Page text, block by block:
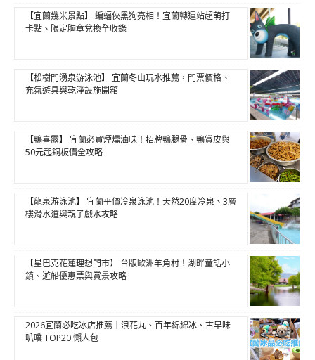
【宜蘭幾米景點】 蝙蝠俠黑狗亮相！宜蘭轉運站超萌打
卡點、限定胸章兌換全收錄
【松樹門湧泉游泳池】 宜蘭冬山玩水推薦，門票價格、
充氣遊具與乾淨設施開箱
【鴨喜露】 宜蘭必買煙燻滷味！招牌鴨腿骨、鴨賞皮與
50元起銅板價全攻略
【龍泉游泳池】 宜蘭平價冷泉泳池！天然20度冷泉、3層
樓滑水道與親子戲水攻略
【星巴克花蓮理想門市】 台版歐洲羊角村！湖畔童話小
鎮、遊船優惠票與賞景攻略
2026宜蘭必吃冰店推薦｜浪花丸、百年綿綿冰、古早味
叭噗 TOP20 懶人包